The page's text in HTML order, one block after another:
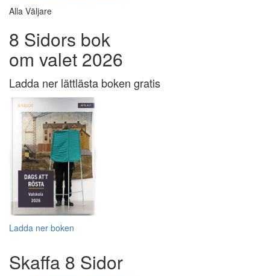
Alla Väljare
8 Sidors bok
om valet 2026
Ladda ner lättlästa boken gratis
Ladda ner boken
Skaffa 8 Sidor